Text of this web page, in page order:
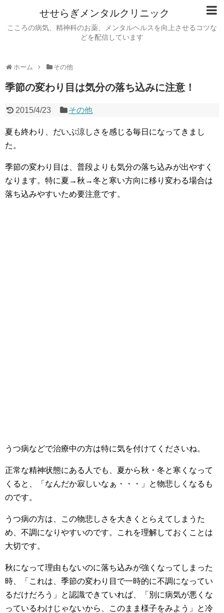
せせらぎメンタルクリニック
こころの病気、精神科のお薬、メンタルヘルスを向上させるコツな
どを配信しています
ホーム その他
季節の変わり目は気分の落ち込みに注意！
2015/4/23 その他
夏も終わり、だいぶ涼しさを感じる毎日になってきまし
た。
季節の変わり目は、普段よりも気分の落ち込みが出やすく
なります。特に夏→秋→冬と寒い方向に移り変わる場合は
落ち込みやすいため要注意です。
うつ病などで治療中の方は特に気を付けてくださいね。
正常な精神状態にある人でも、夏から秋・冬と寒くなって
くると、「なんだか寂しいなぁ・・・」と物悲しくなるも
のです。
うつ病の方は、この物悲しさを大きくとらえてしまうた
め、不調になりやすいのです。これを理解しておくことは
大切です。
秋になって理由もないのに落ち込みが強くなってしまった
時、「これは、季節の変わり目で一時的に不調になってい
るだけだろう」と認識できていれば、「別に病気が悪くな
っているわけじゃないから、このまま様子をみよう」と冷